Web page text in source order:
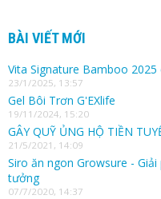
BÀI VIẾT MỚI
Vita Signature Bamboo
23/1/2025, 13:57
Gel Bôi Trơn G'EXlife
19/11/2024, 15:20
GÂY QUỸ ỦNG HỘ TIỀN
21/5/2021, 14:09
Siro ăn ngon Growsure -
tưởng
07/7/2020, 14:37